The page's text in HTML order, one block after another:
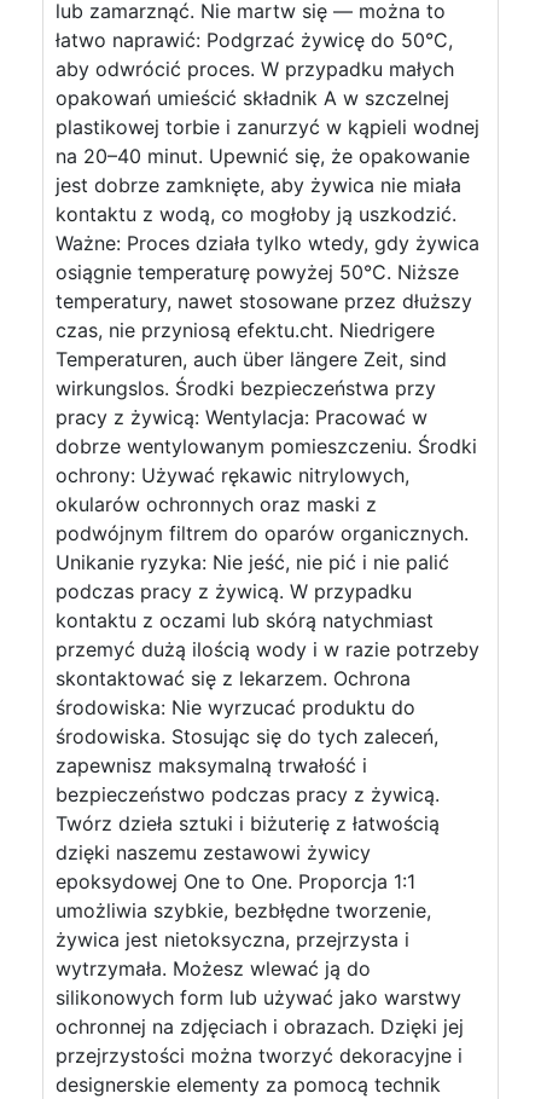
lub zamarznąć. Nie martw się — można to
łatwo naprawić: Podgrzać żywicę do 50°C,
aby odwrócić proces. W przypadku małych
opakowań umieścić składnik A w szczelnej
plastikowej torbie i zanurzyć w kąpieli wodnej
na 20–40 minut. Upewnić się, że opakowanie
jest dobrze zamknięte, aby żywica nie miała
kontaktu z wodą, co mogłoby ją uszkodzić.
Ważne: Proces działa tylko wtedy, gdy żywica
osiągnie temperaturę powyżej 50°C. Niższe
temperatury, nawet stosowane przez dłuższy
czas, nie przyniosą efektu.cht. Niedrigere
Temperaturen, auch über längere Zeit, sind
wirkungslos. Środki bezpieczeństwa przy
pracy z żywicą: Wentylacja: Pracować w
dobrze wentylowanym pomieszczeniu. Środki
ochrony: Używać rękawic nitrylowych,
okularów ochronnych oraz maski z
podwójnym filtrem do oparów organicznych.
Unikanie ryzyka: Nie jeść, nie pić i nie palić
podczas pracy z żywicą. W przypadku
kontaktu z oczami lub skórą natychmiast
przemyć dużą ilością wody i w razie potrzeby
skontaktować się z lekarzem. Ochrona
środowiska: Nie wyrzucać produktu do
środowiska. Stosując się do tych zaleceń,
zapewnisz maksymalną trwałość i
bezpieczeństwo podczas pracy z żywicą.
Twórz dzieła sztuki i biżuterię z łatwością
dzięki naszemu zestawowi żywicy
epoksydowej One to One. Proporcja 1:1
umożliwia szybkie, bezbłędne tworzenie,
żywica jest nietoksyczna, przejrzysta i
wytrzymała. Możesz wlewać ją do
silikonowych form lub używać jako warstwy
ochronnej na zdjęciach i obrazach. Dzięki jej
przejrzystości można tworzyć dekoracyjne i
designerskie elementy za pomocą technik